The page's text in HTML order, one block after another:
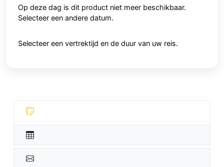
Op deze dag is dit product niet meer beschikbaar.
Selecteer een andere datum.
Selecteer een vertrektijd en de duur van uw reis.